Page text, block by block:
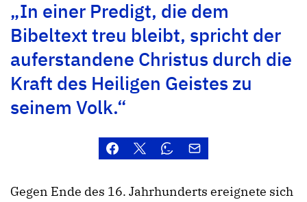
„In einer Predigt, die dem
Bibeltext treu bleibt, spricht der
auferstandene Christus durch die
Kraft des Heiligen Geistes zu
seinem Volk.“
Gegen Ende des 16. Jahrhunderts ereignete sich